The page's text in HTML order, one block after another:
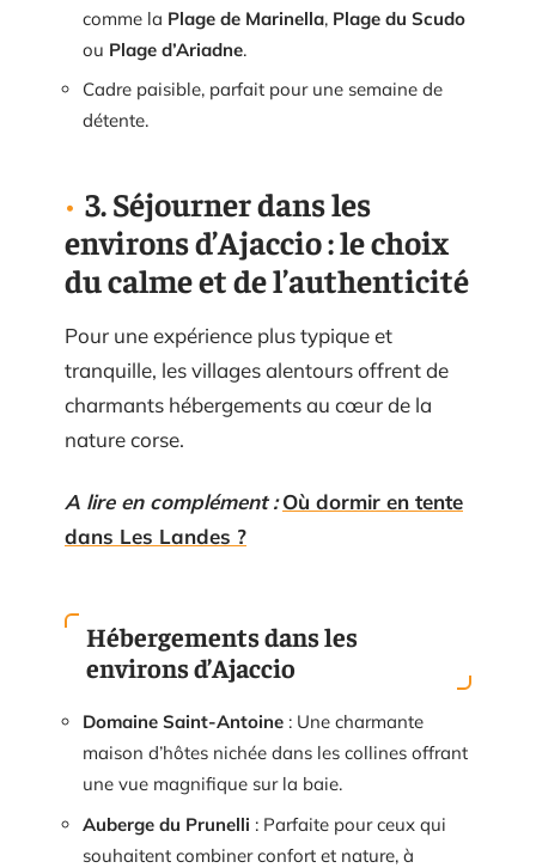
comme la Plage de Marinella, Plage du Scudo
ou Plage d’Ariadne.
Cadre paisible, parfait pour une semaine de
détente.
3. Séjourner dans les
environs d’Ajaccio : le choix
du calme et de l’authenticité
Pour une expérience plus typique et
tranquille, les villages alentours offrent de
charmants hébergements au cœur de la
nature corse.
A lire en complément : Où dormir en tente
dans Les Landes ?
Hébergements dans les
environs d’Ajaccio
Domaine Saint-Antoine : Une charmante
maison d’hôtes nichée dans les collines offrant
une vue magnifique sur la baie.
Auberge du Prunelli : Parfaite pour ceux qui
souhaitent combiner confort et nature, à